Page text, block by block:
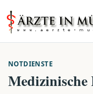
NOTDIENSTE